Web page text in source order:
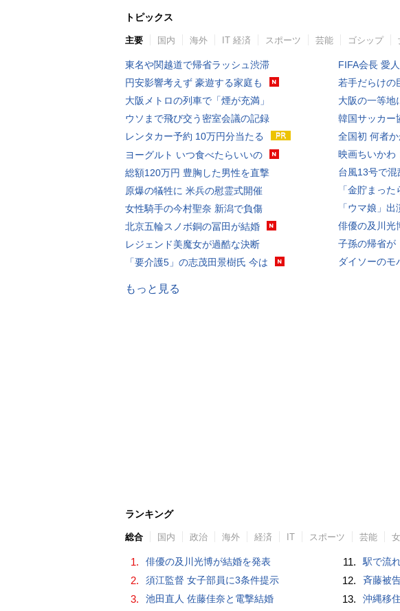
トピックス
主要 国内 海外 IT 経済 スポーツ 芸能 ゴシップ
東名や関越道で帰省ラッシュ渋滞
円安影響考えず 豪遊する家庭も
大阪メトロの列車で「煙が充満」
ウソまで飛び交う密室会議の記録
レンタカー予約 10万円分当たる
ヨーグルト いつ食べたらいいの
総額120万円 豊胸した男性を直撃
原爆の犠牲に 米兵の慰霊式開催
女性騎手の今村聖奈 新潟で負傷
北京五輪スノボ銅の冨田が結婚
レジェンド美魔女が過酷な決断
「要介護5」の志茂田景樹氏 今は
FIFA会長 愛
若手だらけの
大阪の一等地
韓国サッカー
全国初 何者
映画ちいかわ
台風13号で混
「金貯まっ
「ウマ娘」
俳優の及川光
子孫の帰省が
ダイソーのモ
もっと見る
ランキング
総合 国内 政治 海外 経済 IT スポーツ 芸能
1. 俳優の及川光博が結婚を発表
2. 須江監督 女子部員に3条件提示
3. 池田直人 佐藤佳奈と電撃結婚
11. 駅で流
12. 斉藤被
13. 沖縄移